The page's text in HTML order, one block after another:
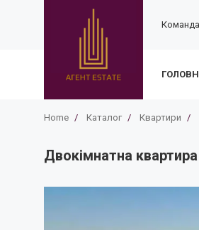
Команда
Home / Каталог / Квартири /
Двокімнатна